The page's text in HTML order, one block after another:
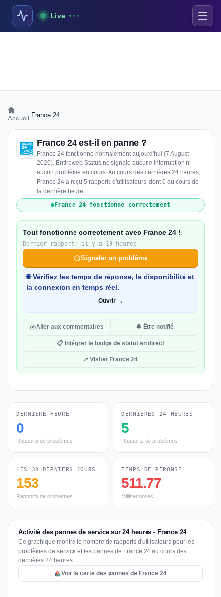
Live
Accueil France 24
France 24 est-il en panne ?
France 24 fonctionne normalement aujourd'hui (7 August
2026). Entireweb Status ne signale aucune interruption ni
aucun problème en cours. Au cours des dernières 24 heures,
France 24 a reçu 5 rapports d'utilisateurs, dont 0 au cours de
la dernière heure.
France 24 fonctionne correctement
Tout fonctionne correctement avec France 24 !
Dernier rapport: il y a 10 heures
Signaler un problème
🌐 Vérifiez les temps de réponse, la disponibilité et
la connexion en temps réel.
Ouvrir →
Aller aux commentaires 🔔 Être notifié
📋 Intégrer le badge de statut en direct
↗ Visiter France 24
DERNIÈRE HEURE
0
Rapports de problèmes
DERNIÈRES 24 HEURES
5
Rapports de problèmes
LES 30 DERNIERS JOURS
153
Rapports de problèmes
TEMPS DE RÉPONSE
511.77
Millisecondes
Activité des pannes de service sur 24 heures - France 24
Ce graphique montre le nombre de rapports d'utilisateurs pour les
problèmes de service et les pannes de France 24 au cours des
dernières 24 heures.
Voir la carte des pannes de France 24